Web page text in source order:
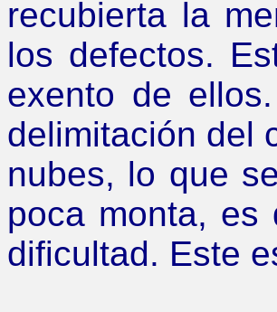
recubierta la
los defectos.
exento de
delimitación del
nubes, lo que
poca monta, es
dificultad. Este